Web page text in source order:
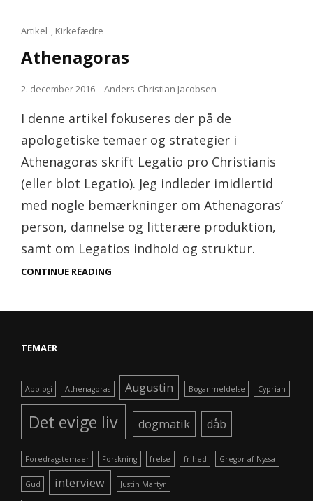
Cat
Links
Artikel , Kirkefædre
Athenagoras
Posted
2. december 2016 Anders-Christian Jacobsen
I denne artikel fokuseres der på de
apologetiske temaer og strategier i
Athenagoras skrift Legatio pro Christianis
(eller blot Legatio). Jeg indleder imidlertid
med nogle bemærkninger om Athenagoras’
person, dannelse og litterære produktion,
samt om Legatios indhold og struktur.
CONTINUE READING
TEMAER
Apologi Athenagoras Augustin Boganmeldelse Cyprian
Det evige liv dogmatik dåb
Foredragstemaer Forskning frelse frihed Gregor af Nyssa
Gud interview Justin Martyr